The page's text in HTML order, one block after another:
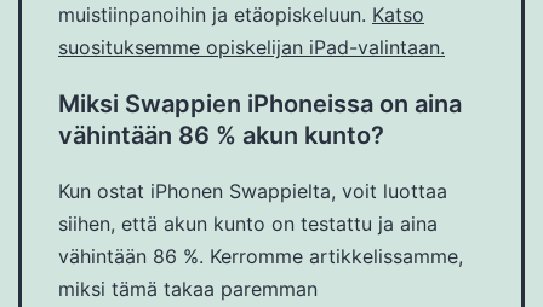
muistiinpanoihin ja etäopiskeluun. Katso
suosituksemme opiskelijan iPad-valintaan.
Miksi Swappien iPhoneissa on aina
vähintään 86 % akun kunto?
Kun ostat iPhonen Swappielta, voit luottaa
siihen, että akun kunto on testattu ja aina
vähintään 86 %. Kerromme artikkelissamme,
miksi tämä takaa paremman